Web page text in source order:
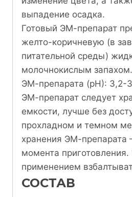
выпадение осадка.
Готовый ЭМ-препарат
желто-коричневую (в
питательной среды)
молочнокислым
ЭМ-препарата (pH): 3,2-
ЭМ-препарат следует
емкости, лучше без
прохладном и темном
хранения ЭМ-препарата
момента
применением
СОСТАВ